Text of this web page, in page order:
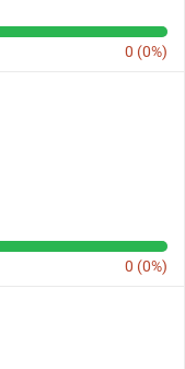
0 (0%)
0 (0%)